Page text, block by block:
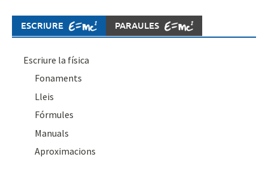
ESCRIURE PARAULES
Escriure la física
Fonaments
Lleis
Fórmules
Manuals
Aproximacions